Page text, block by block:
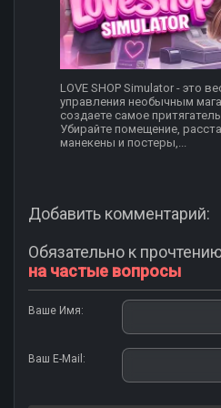
LOVE SHOP Simulator - это
управления необычным
создаете самое
Убирайте помещение,
манекены и постеры,...
Добавить комментарий:
Обязательно к
на частые вопросы
Ваше Имя:
Ваш E-Mail: